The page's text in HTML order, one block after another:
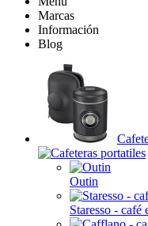
Marcas
Información
Blog
Outin
Staresso - café